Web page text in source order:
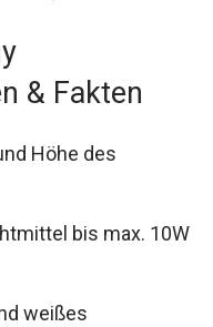
& Fakten
Höhe des
bis max. 10W
weißes